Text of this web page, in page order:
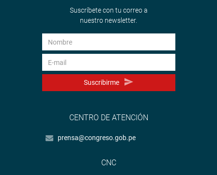
Suscríbete con tu correo a
nuestro newsletter.
Suscribirme
CENTRO DE ATENCIÓN
prensa@congreso.gob.pe
CNC